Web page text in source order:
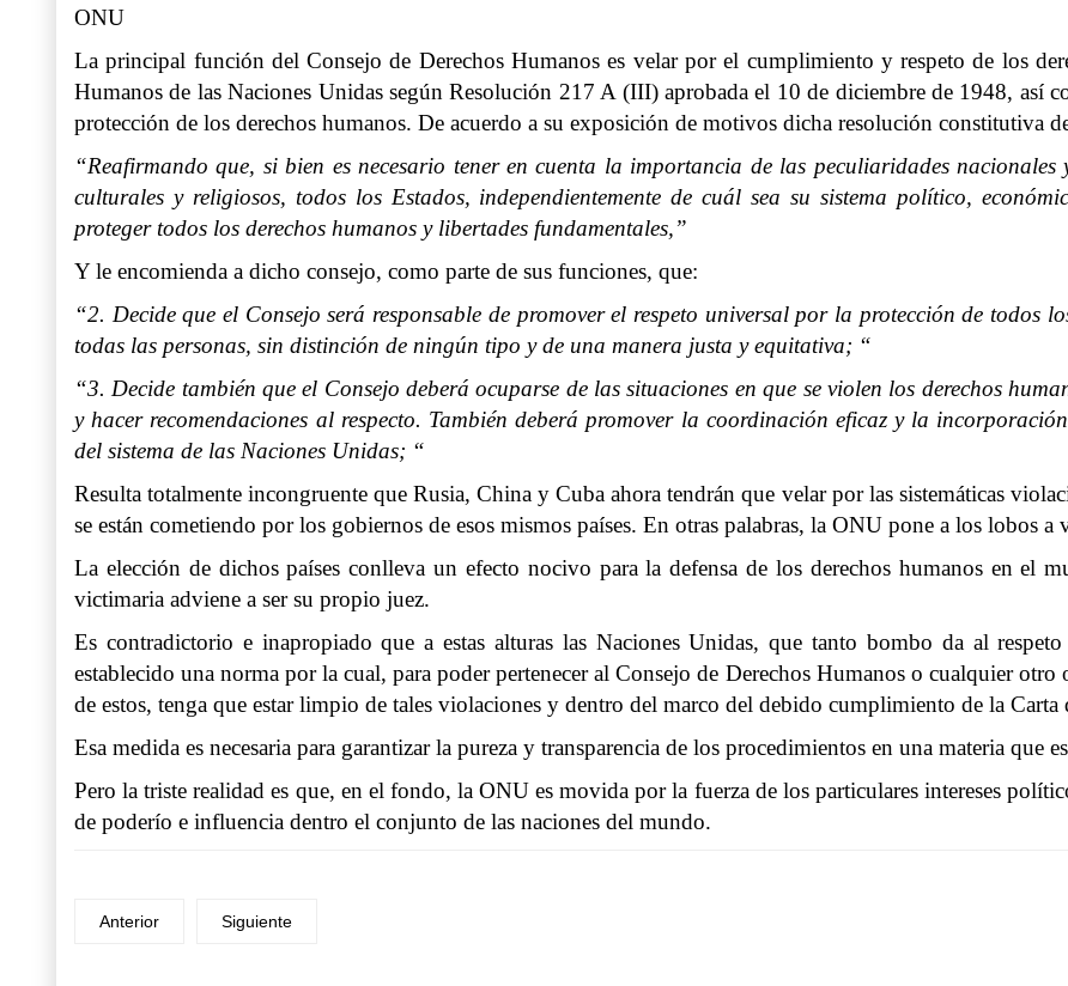
ONU
La principal función del Consejo de Derechos Humanos es velar por el cumplimiento y respeto de los
Humanos de las Naciones Unidas según Resolución 217 A (III) aprobada el 10 de diciembre de 1948, así
protección de los derechos humanos. De acuerdo a su exposición de motivos dicha resolución constitutiva
“Reafirmando que, si bien es necesario tener en cuenta la importancia de las peculiaridades nacionales
culturales y religiosos, todos los Estados, independientemente de cuál sea su sistema político,
proteger todos los derechos humanos y libertades fundamentales,”
Y le encomienda a dicho consejo, como parte de sus funciones, que:
“2. Decide que el Consejo será responsable de promover el respeto universal por la protección de todos
todas las personas, sin distinción de ningún tipo y de una manera justa y equitativa; “
“3. Decide también que el Consejo deberá ocuparse de las situaciones en que se violen los derechos
y hacer recomendaciones al respecto. También deberá promover la coordinación eficaz y la
del sistema de las Naciones Unidas; “
Resulta totalmente incongruente que Rusia, China y Cuba ahora tendrán que velar por las sistemáticas
se están cometiendo por los gobiernos de esos mismos países. En otras palabras, la ONU pone a los lobos a
La elección de dichos países conlleva un efecto nocivo para la defensa de los derechos humanos en el
victimaria adviene a ser su propio juez.
Es contradictorio e inapropiado que a estas alturas las Naciones Unidas, que tanto bombo da al
establecido una norma por la cual, para poder pertenecer al Consejo de Derechos Humanos o cualquier
de estos, tenga que estar limpio de tales violaciones y dentro del marco del debido cumplimiento de la
Esa medida es necesaria para garantizar la pureza y transparencia de los procedimientos en una materia que
Pero la triste realidad es que, en el fondo, la ONU es movida por la fuerza de los particulares intereses
de poderío e influencia dentro el conjunto de las naciones del mundo.
Anterior Siguiente